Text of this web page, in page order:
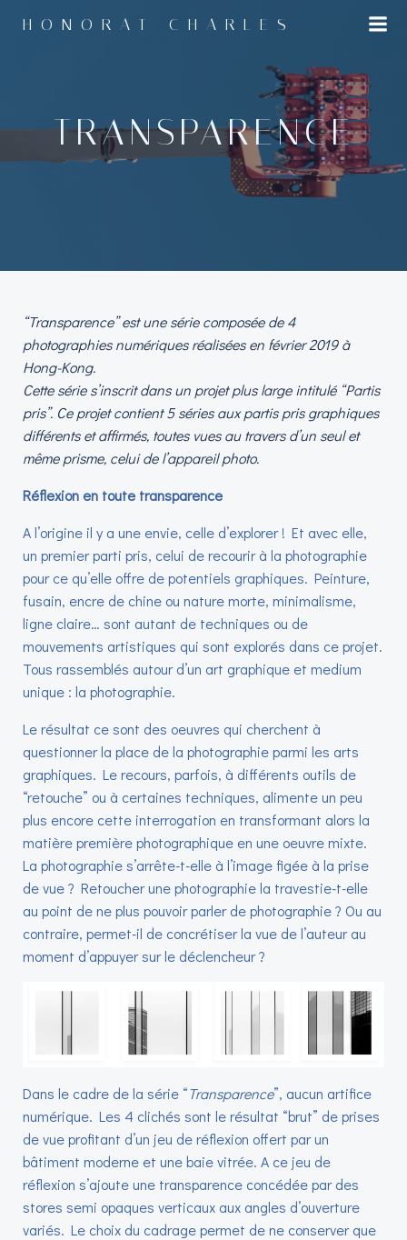
au
HONORAT CHARLES
TRANSPARENCE
“Transparence” est une série composée de 4
photographies numériques réalisées en février 2019 à
Hong-Kong.
Cette série s’inscrit dans un projet plus large intitulé “Partis
pris”. Ce projet contient 5 séries aux partis pris graphiques
différents et affirmés, toutes vues au travers d’un seul et
même prisme, celui de l’appareil photo.
Réflexion en toute transparence
A l’origine il y a une envie, celle d’explorer ! Et avec elle,
un premier parti pris, celui de recourir à la photographie
pour ce qu’elle offre de potentiels graphiques. Peinture,
fusain, encre de chine ou nature morte, minimalisme,
ligne claire… sont autant de techniques ou de
mouvements artistiques qui sont explorés dans ce projet.
Tous rassemblés autour d’un art graphique et medium
unique : la photographie.
Le résultat ce sont des oeuvres qui cherchent à
questionner la place de la photographie parmi les arts
graphiques. Le recours, parfois, à différents outils de
“retouche” ou à certaines techniques, alimente un peu
plus encore cette interrogation en transformant alors la
matière première photographique en une oeuvre mixte.
La photographie s’arrête-t-elle à l’image figée à la prise
de vue ? Retoucher une photographie la travestie-t-elle
au point de ne plus pouvoir parler de photographie ? Ou au
contraire, permet-il de concrétiser la vue de l’auteur au
moment d’appuyer sur le déclencheur ?
Dans le cadre de la série “Transparence”, aucun artifice
numérique. Les 4 clichés sont le résultat “brut” de prises
de vue profitant d’un jeu de réflexion offert par un
bâtiment moderne et une baie vitrée. A ce jeu de
réflexion s’ajoute une transparence concédée par des
stores semi opaques verticaux aux angles d’ouverture
variés. Le choix du cadrage permet de ne conserver que